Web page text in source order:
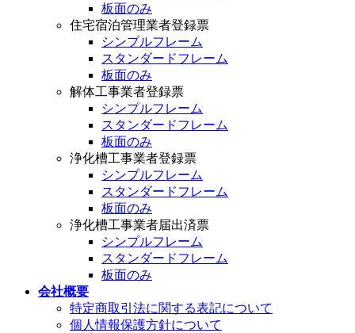
板面のみ
住宅宿泊管理業者登録票
シンプルフレーム
スタンダードフレーム
板面のみ
解体工事業者登録票
シンプルフレーム
スタンダードフレーム
板面のみ
浄化槽工事業者登録票
シンプルフレーム
スタンダードフレーム
板面のみ
浄化槽工事業者届出済票
シンプルフレーム
スタンダードフレーム
板面のみ
会社概要
特定商取引法に関する表記について
個人情報保護方針について